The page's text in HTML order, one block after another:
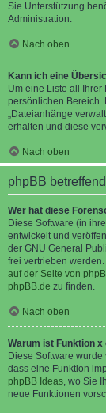
Sie Unterstützung
Administration.
Nach oben
Kann ich eine
Um eine Liste all
persönlichen Bereich.
„Dateianhänge
erhalten und diese
Nach oben
phpBB
Wer hat diese
Diese Software (in
entwickelt und
der GNU General
frei vertrieben
auf der Seite von
phpBB.de zu finden.
Nach oben
Warum ist Funktion
Diese Software
dass eine Funktion
phpBB Ideas, wo Sie
neue Funktionen